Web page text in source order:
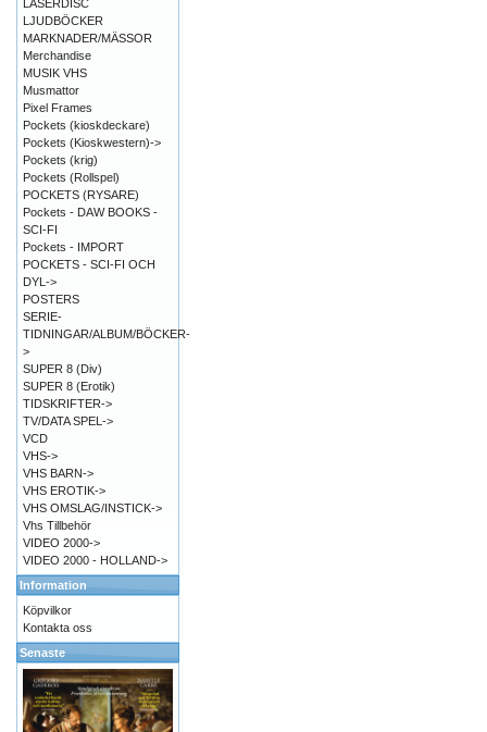
LASERDISC
LJUDBÖCKER
MARKNADER/MÄSSOR
Merchandise
MUSIK VHS
Musmattor
Pixel Frames
Pockets (kioskdeckare)
Pockets (Kioskwestern)->
Pockets (krig)
Pockets (Rollspel)
POCKETS (RYSARE)
Pockets - DAW BOOKS -
SCI-FI
Pockets - IMPORT
POCKETS - SCI-FI OCH
DYL->
POSTERS
SERIE-
TIDNINGAR/ALBUM/BÖCKER-
>
SUPER 8 (Div)
SUPER 8 (Erotik)
TIDSKRIFTER->
TV/DATA SPEL->
VCD
VHS->
VHS BARN->
VHS EROTIK->
VHS OMSLAG/INSTICK->
Vhs Tillbehör
VIDEO 2000->
VIDEO 2000 - HOLLAND->
Information
Köpvilkor
Kontakta oss
Senaste